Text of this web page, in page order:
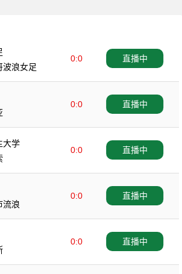
0:0
波浪女足
直播中
0:0
直播中
大学
0:0
直播中
0:0
流浪
直播中
0:0
直播中